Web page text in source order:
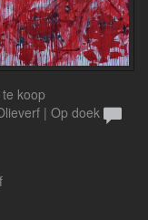
koop
| Op doek